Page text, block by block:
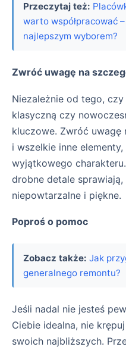
Przeczytaj też:
warto współpracować
najlepszym wyborem?
Zwróć uwagę na
Niezależnie od tego,
klasyczną czy
kluczowe. Zwróć
i wszelkie inne
wyjątkowego
drobne detale sprawiają,
niepowtarzalne i piękne.
Poproś o pomoc
Zobacz także: Jak
generalnego remontu?
Jeśli nadal nie jesteś
Ciebie idealna, nie
swoich najbliższych.